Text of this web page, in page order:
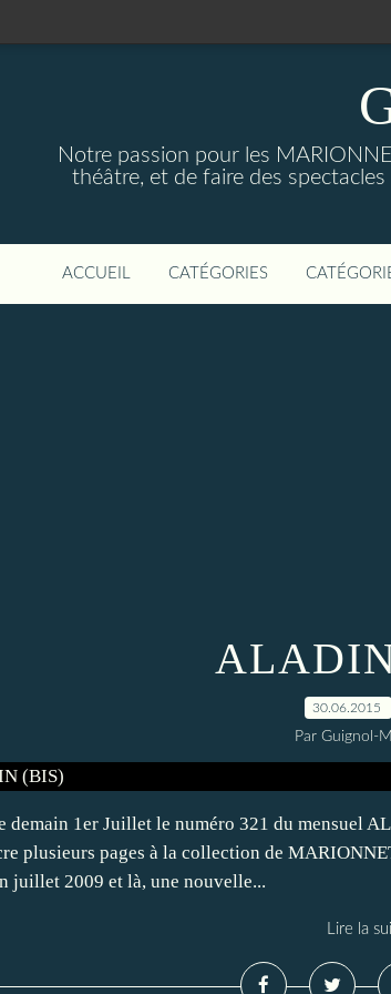
Notre passion pour les
théâtre, et de faire des
ACCUEIL CATÉGORIES
30.06.2015
Par Guignol-
demain 1er Juillet le numéro 321 du mensuel
plusieurs pages à la collection de
juillet 2009 et là, une nouvelle...
Lire la